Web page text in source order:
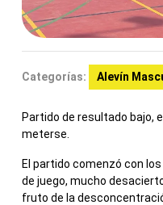
Categorías: Alevín
Partido de resultado bajo,
meterse.
El partido comenzó con
de juego, mucho
fruto de la